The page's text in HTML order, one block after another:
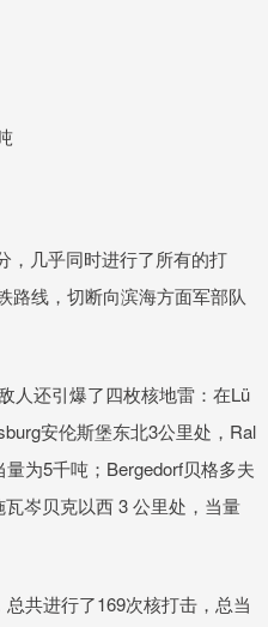
，几乎同时进行了所有的打
路线，切断向滨海方面军部队
人还引爆了四枚核地雷：在Lü
安伦斯堡东北3公里处，Ral
为5千吨；Bergedorf贝格多夫
岑贝克以西 3 公里处，当量
共进行了169次核打击，总当